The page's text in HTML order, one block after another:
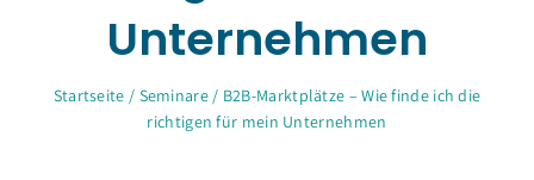
Marketing
Kontakt
Unternehmen
Startseite / Seminare/ B2B-Marktplätze – Wie finde ich die
richtigen für mein Unternehmen